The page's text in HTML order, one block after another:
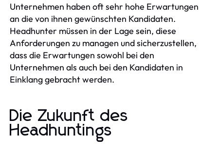
Unternehmen haben oft sehr hohe Erwartungen
an die von ihnen gewünschten Kandidaten.
Headhunter müssen in der Lage sein, diese
Anforderungen zu managen und sicherzustellen,
dass die Erwartungen sowohl bei den
Unternehmen als auch bei den Kandidaten in
Einklang gebracht werden.
Die Zukunft des
Headhuntings